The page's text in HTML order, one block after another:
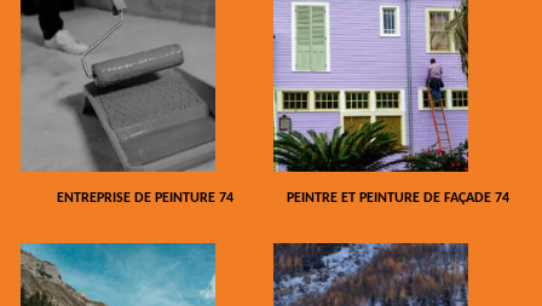
ENTREPRISE DE PEINTURE 74 PEINTRE ET PEINTURE DE FAÇADE 74